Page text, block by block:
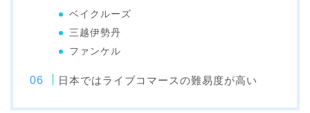
ベイクルーズ
三越伊勢丹
ファンケル
日本ではライブコマースの難易度が高い